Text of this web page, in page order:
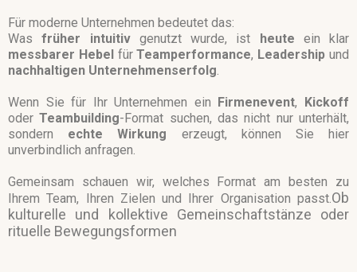
Für moderne Unternehmen bedeutet das:
Wasfrüher intuitivgenutzt wurde, ist heute ein klar
messbarer Hebel fürTeamperformance, Leadership und
nachhaltigen Unternehmenserfolg.
Wenn Sie für Ihr Unternehmen ein Firmenevent,
Kickoff
oderTeambuilding-Format suchen, das nicht nur unterhält,
sondern echte Wirkung erzeugt, können Sie hier
unverbindlich anfragen.
Gemeinsam schauen wir, welches Format am besten zu
Ihrem Team, Ihren Zielen und Ihrer Organisation passt.Ob
kulturelle und kollektive Gemeinschaftstänze oder
rituelle Bewegungsformen